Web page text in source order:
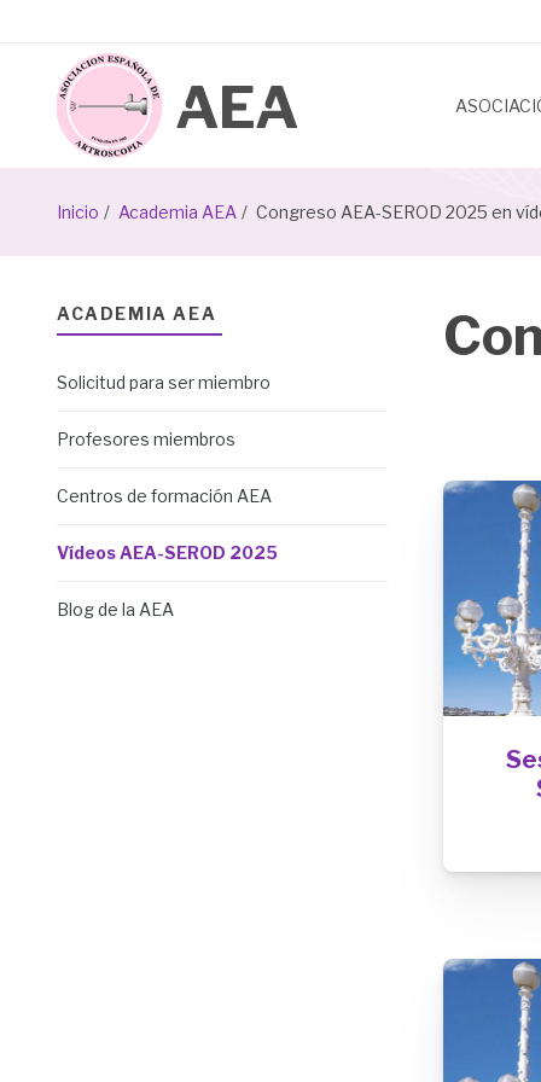
contenido
principal
Sobrescribir
de
a
la
navegación
Inicio Academia AEA Congreso AEA-SEROD 2025 en
ACADEMIA AEA
Solicitud para ser miembro
Profesores miembros
Centros de formación AEA
Vídeos AEA-SEROD 2025
Blog de la AEA
Image
Image